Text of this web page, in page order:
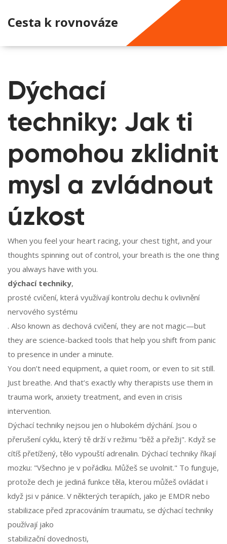
Cesta k rovnováze
Dýchací
techniky: Jak ti
pomohou zklidnit
mysl a zvládnout
úzkost
When you feel your heart racing, your chest tight, and your
thoughts spinning out of control, your breath is the one thing
you always have with you.
dýchací techniky,
prosté cvičení, která využívají kontrolu dechu k ovlivnění
nervového systému
. Also known as dechová cvičení, they are not magic—but
they are science-backed tools that help you shift from panic
to presence in under a minute.
You don’t need equipment, a quiet room, or even to sit still.
Just breathe. And that’s exactly why therapists use them in
trauma work, anxiety treatment, and even in crisis
intervention.
Dýchací techniky nejsou jen o hlubokém dýchání. Jsou o
přerušení cyklu, který tě drží v režimu "běž a přežij". Když se
cítíš přetížený, tělo vypouští adrenalin. Dýchací techniky říkají
mozku: "Všechno je v pořádku. Můžeš se uvolnit." To funguje,
protože dech je jediná funkce těla, kterou můžeš ovládat i
když jsi v pánice. V některých terapiích, jako je EMDR nebo
stabilizace před zpracováním traumatu, se dýchací techniky
používají jako
stabilizační dovednosti,